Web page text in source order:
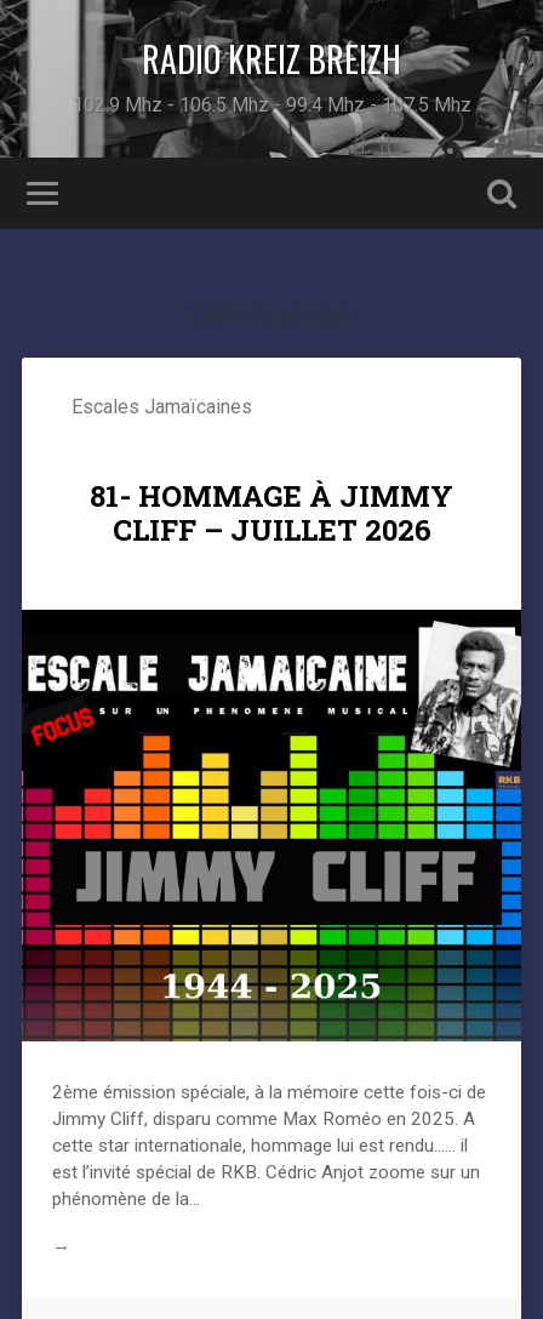
RADIO KREIZ BREIZH
102.9 Mhz - 106.5 Mhz - 99.4 Mhz - 107.5 Mhz
Escales Jamaïcaines
81- HOMMAGE À JIMMY
CLIFF – JUILLET 2026
2ème émission spéciale, à la mémoire cette fois-ci de
Jimmy Cliff, disparu comme Max Roméo en 2025. A
cette star internationale, hommage lui est rendu…… il
est l’invité spécial de RKB. Cédric Anjot zoome sur un
phénomène de la…
→